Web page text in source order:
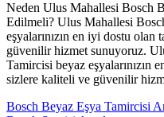
Neden Ulus Mahallesi Bosch
Edilmeli? Ulus Mahallesi
eşyalarınızın en iyi dostu
güvenilir hizmet sunuyoruz.
Tamircisi beyaz eşyalarınızın
sizlere kaliteli ve güvenilir
Bosch Beyaz Eşya Tamircisi